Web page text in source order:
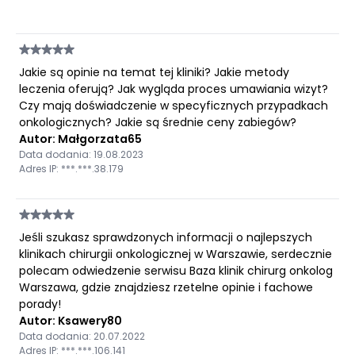
Jakie są opinie na temat tej kliniki? Jakie metody
leczenia oferują? Jak wygląda proces umawiania wizyt?
Czy mają doświadczenie w specyficznych przypadkach
onkologicznych? Jakie są średnie ceny zabiegów?
Autor: Małgorzata65
Data dodania: 19.08.2023
Adres IP: ***.***.38.179
Jeśli szukasz sprawdzonych informacji o najlepszych
klinikach chirurgii onkologicznej w Warszawie, serdecznie
polecam odwiedzenie serwisu Baza klinik chirurg onkolog
Warszawa, gdzie znajdziesz rzetelne opinie i fachowe
porady!
Autor: Ksawery80
Data dodania: 20.07.2022
Adres IP: ***.***.106.141